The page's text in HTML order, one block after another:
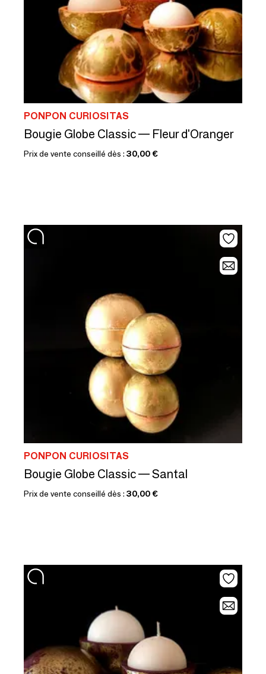
PONPON CURIOSITAS
Bougie Globe Classic — Fleur d'Oranger
Prix de vente conseillé dès : 30,00 €
PONPON CURIOSITAS
Bougie Globe Classic — Santal
Prix de vente conseillé dès : 30,00 €